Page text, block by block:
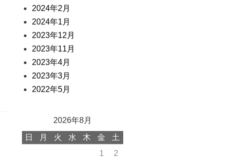
2024年2月
2024年1月
2023年12月
2023年11月
2023年4月
2023年3月
2022年5月
2026年8月
日
月 火 水 木 金
土
1
2